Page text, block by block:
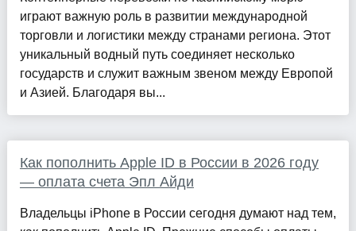
играют важную роль в развитии международной
торговли и логистики между странами региона. Этот
уникальный водный путь соединяет несколько
государств и служит важным звеном между Европой
и Азией. Благодаря вы...
Как пополнить Apple ID в России в 2026 году
— оплата счета Эпл Айди
Владельцы iPhone в России сегодня думают над тем,